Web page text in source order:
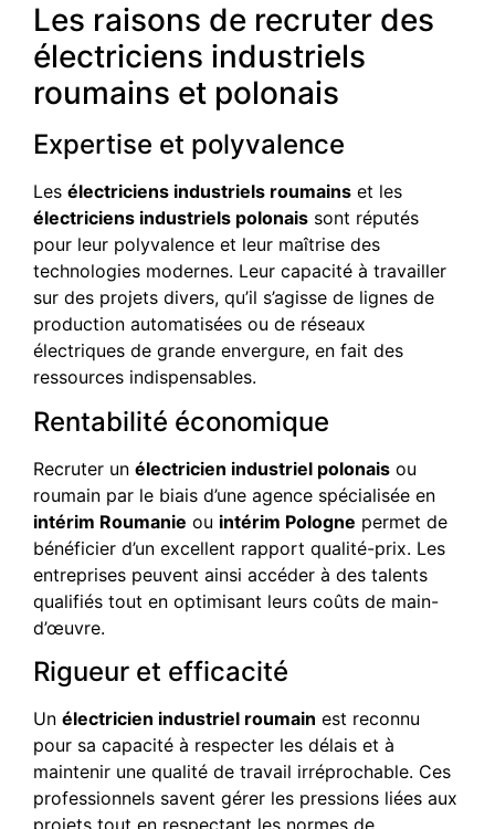
Les raisons de recruter des
électriciens industriels
roumains et polonais
Expertise et polyvalence
Les électriciens industriels roumains et les
électriciens industriels polonais sont réputés
pour leur polyvalence et leur maîtrise des
technologies modernes. Leur capacité à travailler
sur des projets divers, qu’il s’agisse de lignes de
production automatisées ou de réseaux
électriques de grande envergure, en fait des
ressources indispensables.
Rentabilité économique
Recruter un électricien industriel polonais ou
roumain par le biais d’une agence spécialisée en
intérim Roumanie ou intérim Pologne permet de
bénéficier d’un excellent rapport qualité-prix. Les
entreprises peuvent ainsi accéder à des talents
qualifiés tout en optimisant leurs coûts de main-
d’œuvre.
Rigueur et efficacité
Un électricien industriel roumain est reconnu
pour sa capacité à respecter les délais et à
maintenir une qualité de travail irréprochable. Ces
professionnels savent gérer les pressions liées aux